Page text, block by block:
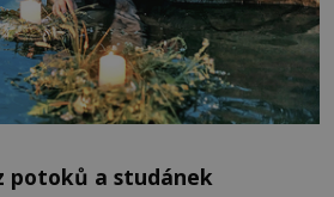
potoků a studánek